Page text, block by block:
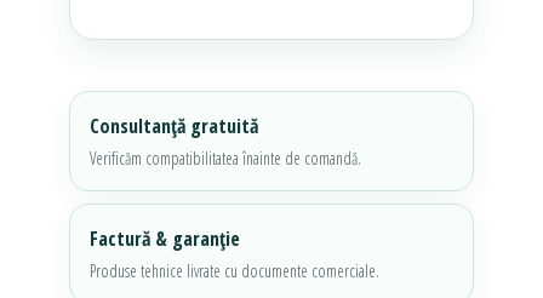
Consultanță gratuită
Verificăm compatibilitatea înainte de comandă.
Factură & garanție
Produse tehnice livrate cu documente comerciale.